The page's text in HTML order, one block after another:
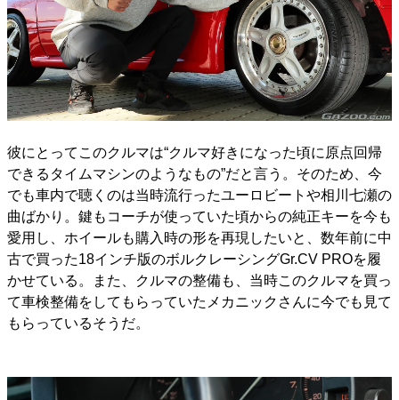
彼にとってこのクルマは“クルマ好きになった頃に原点回帰
できるタイムマシンのようなもの”だと言う。そのため、今
でも車内で聴くのは当時流行ったユーロビートや相川七瀬の
曲ばかり。鍵もコーチが使っていた頃からの純正キーを今も
愛用し、ホイールも購入時の形を再現したいと、数年前に中
古で買った18インチ版のボルクレーシングGr.CV PROを履
かせている。また、クルマの整備も、当時このクルマを買っ
て車検整備をしてもらっていたメカニックさんに今でも見て
もらっているそうだ。